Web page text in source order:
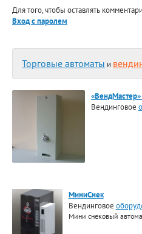
Для того, чтобы оставлять
Вход с паролем
Торговые автоматы и
Вендинговое
МиниСнек
Вендинговое
Мини снековый